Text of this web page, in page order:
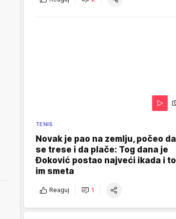
TENIS
Novak je pao na zemlju, počeo da
se trese i da plače: Tog dana je
Đoković postao najveći ikada i to
im smeta
Reaguj 1